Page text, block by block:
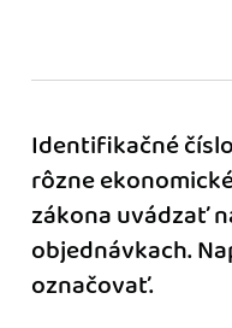
ďalšími aplikáciami.
Identifikačné
rôzne
zákona uvádzať
objednávkach.
označovať.